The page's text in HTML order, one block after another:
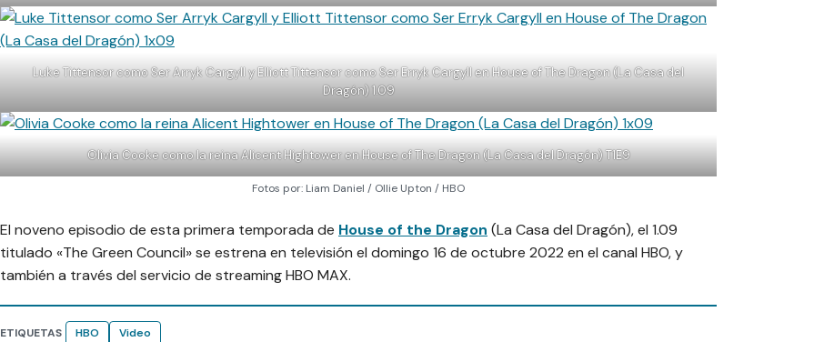
Luke Tittensor como Ser Arryk Cargyll y Elliott Tittensor como Ser Erryk Cargyll en House of The Dragon (La Casa del
Dragón) 1.09
Olivia Cooke como la reina Alicent Hightower en House of The Dragon (La Casa del Dragón) T1E9
Fotos por: Liam Daniel / Ollie Upton / HBO
El noveno episodio de esta primera temporada de House of the Dragon (La Casa del Dragón), el 1.09
titulado «The Green Council» se estrena en televisión el domingo 16 de octubre 2022 en el canal HBO, y
también a través del servicio de streaming HBO MAX.
ETIQUETAS HBO Video